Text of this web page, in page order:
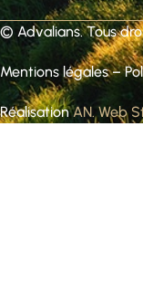
© Advalians. Tous
Mentions légales–
RéalisationAN. Web